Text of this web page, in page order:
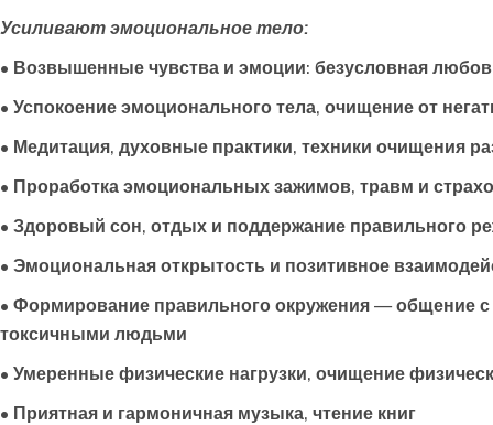
Усиливают эмоциональное тело:
• Возвышенные чувства и эмоции: безусловная
• Успокоение эмоционального тела, очищение от
• Медитация, духовные практики, техники очищения
• Проработка эмоциональных зажимов, травм и
• Здоровый сон, отдых и поддержание правильного
• Эмоциональная открытость и позитивное
• Формирование правильного окружения — общение
токсичными людьми
• Умеренные физические нагрузки, очищение
• Приятная и гармоничная музыка, чтение книг